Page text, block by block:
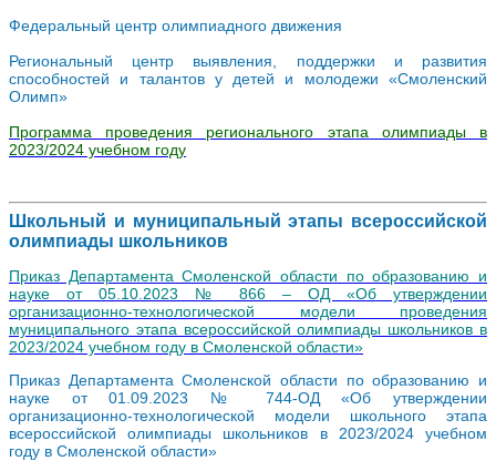
Федеральный центр олимпиадного движения
Региональный центр выявления, поддержки и развития
способностей и талантов у детей и молодежи «Смоленский
Олимп»
Программа проведения регионального этапа олимпиады в
2023/2024 учебном году
Школьный и муниципальный этапы всероссийской
олимпиады школьников
Приказ Департамента Смоленской области по образованию и
науке от 05.10.2023 № 866 – ОД «Об утверждении
организационно-технологической модели проведения
муниципального этапа всероссийской олимпиады школьников в
2023/2024 учебном году в Смоленской области»
Приказ Департамента Смоленской области по образованию и
науке от 01.09.2023 № 744-ОД «Об утверждении
организационно-технологической модели школьного этапа
всероссийской олимпиады школьников в 2023/2024 учебном
году в Смоленской области»